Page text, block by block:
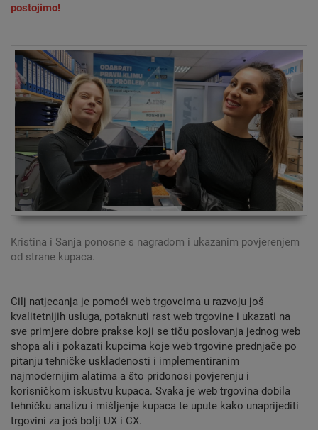
postojimo!
Kristina i Sanja ponosne s nagradom i ukazanim povjerenjem
od strane kupaca.
Cilj natjecanja je pomoći web trgovcima u razvoju još
kvalitetnijih usluga, potaknuti rast web trgovine i ukazati na
sve primjere dobre prakse koji se tiču poslovanja jednog web
shopa ali i pokazati kupcima koje web trgovine prednjače po
pitanju tehničke usklađenosti i implementiranim
najmodernijim alatima a što pridonosi povjerenju i
korisničkom iskustvu kupaca. Svaka je web trgovina dobila
tehničku analizu i mišljenje kupaca te upute kako unaprijediti
trgovini za još bolji UX i CX.